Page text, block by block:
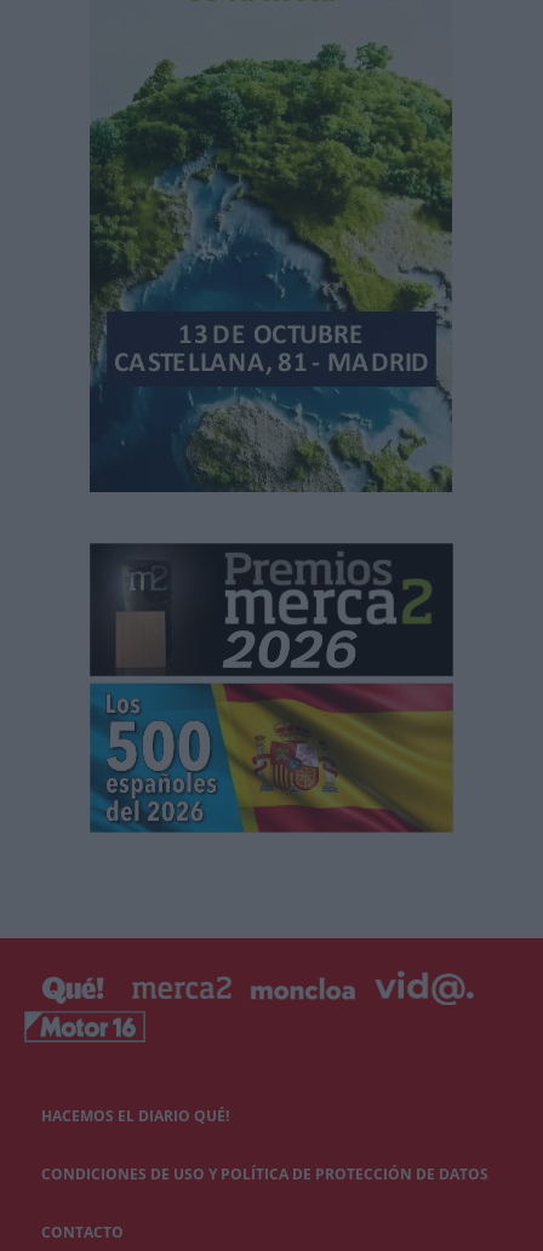
HACEMOS EL DIARIO QUÉ!
CONDICIONES DE USO Y POLÍTICA DE PROTECCIÓN DE DATOS
CONTACTO